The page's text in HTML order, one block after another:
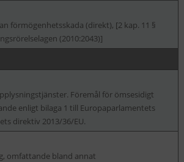
förmögenhetsskada (direkt), [2 kap. 11 §
(2010:2043)]
Föremål för ömsesidigt
enligt bilaga 1 till Europaparlamentets
direktiv 2013/36/EU.
omfattande bland annat